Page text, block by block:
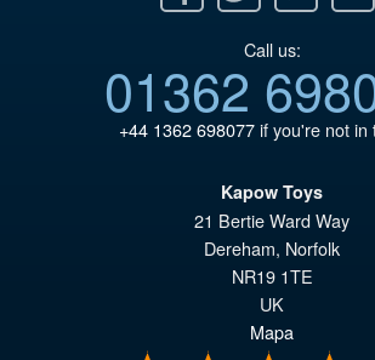
Call us:
01362
+44 1362 698077if you're not in
Kapow Toys
21 Bertie Ward Way
Dereham, Norfolk
NR19 1TE
UK
Mapa